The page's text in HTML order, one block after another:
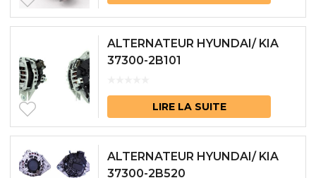
ALTERNATEUR HYUNDAI/ KIA
37300-2B101
LIRE LA SUITE
ALTERNATEUR HYUNDAI/ KIA
37300-2B520